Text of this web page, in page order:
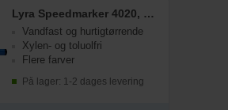
Lyra Speedmarker 4020, Sort
Vandfast og hurtigtørrende
Xylen- og toluolfri
Flere farver
På lager: 1-2 dages levering